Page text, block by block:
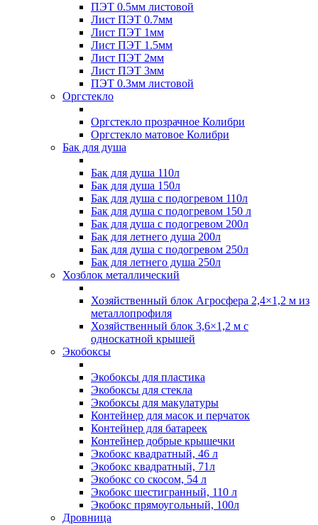
ПЭТ 0.5мм листовой
Лист ПЭТ 0.7мм
Лист ПЭТ 1мм
Лист ПЭТ 1.5мм
Лист ПЭТ 2мм
Лист ПЭТ 3мм
ПЭТ 0.3мм листовой
Оргстекло
Оргстекло прозрачное Колибри
Оргстекло матовое Колибри
Бак для душа
Бак для душа 110л
Бак для душа 150л
Бак для душа с подогревом 110л
Бак для душа с подогревом 150 л
Бак для душа с подогревом 200л
Бак для летнего душа 200л
Бак для душа с подогревом 250л
Бак для летнего душа 250л
Хозблок металлический
Хозяйственный блок Агросфера 2,4×1,2 м из
металлопрофиля
Хозяйственный блок 3,6×1,2 м с
односкатной крышей
Экобоксы
Экобоксы для пластика
Экобоксы для стекла
Экобоксы для макулатуры
Контейнер для масок и перчаток
Контейнер для батареек
Контейнер добрые крышечки
Экобокс квадратный, 46 л
Экобокс квадратный, 71л
Экобокс со скосом, 54 л
Экобокс шестигранный, 110 л
Экобокс прямоугольный, 100л
Дровница